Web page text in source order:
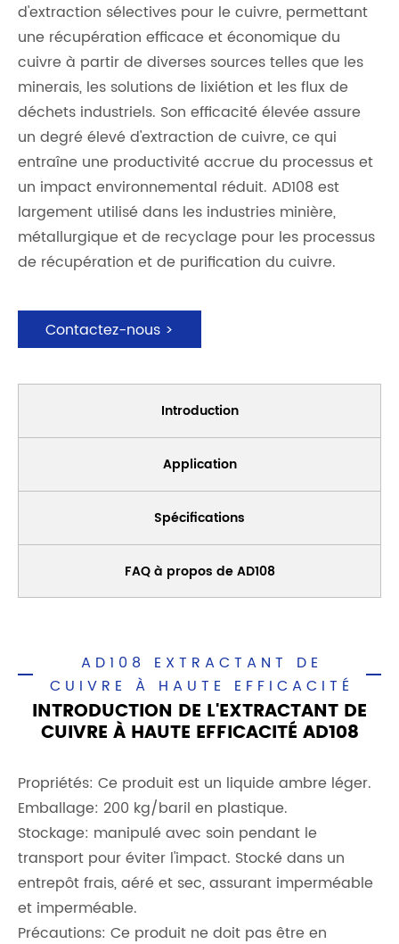
d'extraction sélectives pour le cuivre, permettant
une récupération efficace et économique du
cuivre à partir de diverses sources telles que les
minerais, les solutions de lixiétion et les flux de
déchets industriels. Son efficacité élevée assure
un degré élevé d'extraction de cuivre, ce qui
entraîne une productivité accrue du processus et
un impact environnemental réduit. AD108 est
largement utilisé dans les industries minière,
métallurgique et de recyclage pour les processus
de récupération et de purification du cuivre.
Contactez-nous >
Introduction
Application
Spécifications
FAQ à propos de AD108
AD108 EXTRACTANT DE
CUIVRE À HAUTE EFFICACITÉ
INTRODUCTION DE L'EXTRACTANT DE
CUIVRE À HAUTE EFFICACITÉ AD108
Propriétés: Ce produit est un liquide ambre léger.
Emballage: 200 kg/baril en plastique.
Stockage: manipulé avec soin pendant le
transport pour éviter l'impact. Stocké dans un
entrepôt frais, aéré et sec, assurant imperméable
et imperméable.
Précautions: Ce produit ne doit pas être en